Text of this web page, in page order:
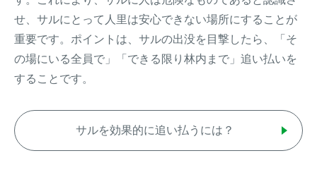
せ、サルにとって人里は安心できない場所にすることが
重要です。ポイントは、サルの出没を目撃したら、「そ
の場にいる全員で」「できる限り林内まで」追い払いを
することです。
サルを効果的に追い払うには？